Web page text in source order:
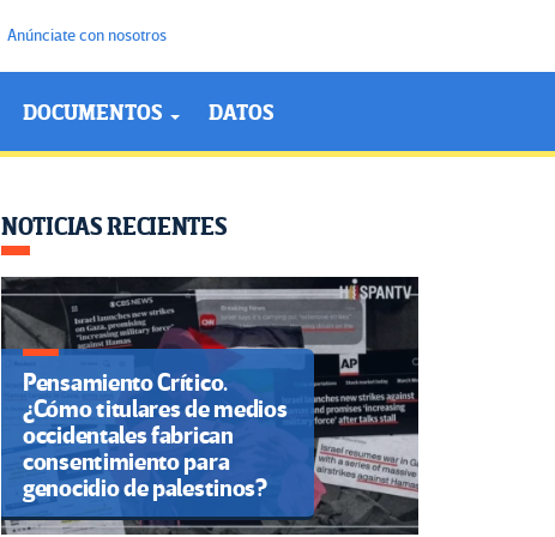
Anúnciate con nosotros
DOCUMENTOS DATOS
NOTICIAS RECIENTES
Pensamiento Crítico.
¿Cómo titulares de medios
occidentales fabrican
consentimiento para
genocidio de palestinos?